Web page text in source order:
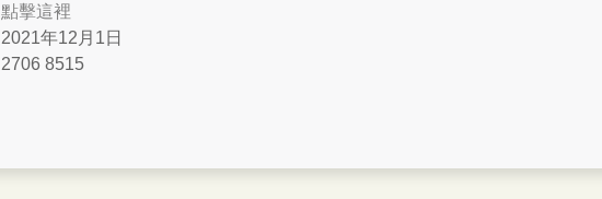
點擊這裡
2021年12月1日
2706 8515